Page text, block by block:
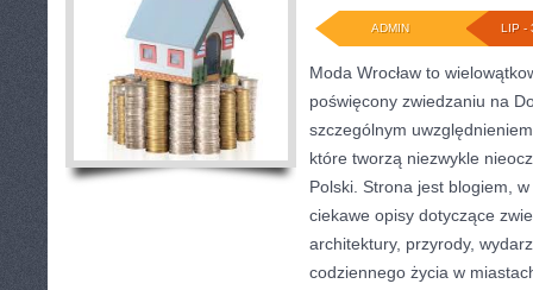
LIP -
ADMIN
Moda Wrocław to
poświęcony zwiedzaniu na
szczególnym
które tworzą niezwykle
Polski. Strona jest blogiem,
ciekawe opisy dotyczące
architektury, przyrody,
codziennego życia w